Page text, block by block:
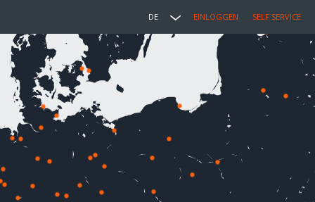
DE EINLOGGEN SELF SERVICE